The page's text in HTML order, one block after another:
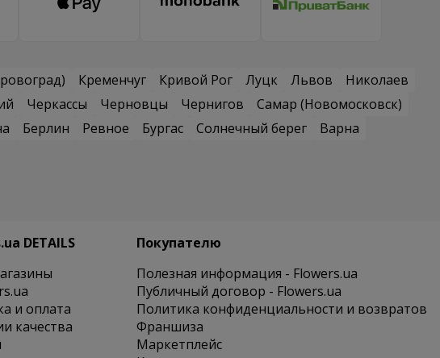
Кременчуг Кривой Рог Луцк Львов
Николаев
Черкассы Черновцы Чернигов
Самар (Новомосковск)
Берлин Ревное Бургас Солнечный берег
Варна
DETAILS
и оплата
качества
Покупателю
Полезная информация - Flowers.ua
Публичный договор - Flowers.ua
Политика конфиденциальности и возвратов
Франшиза
Маркетплейс